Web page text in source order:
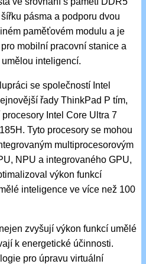
pásma a podporu dvou
paměťovém modulu a je
mobilní pracovní stanice a
inteligencí.
se společností Intel
řady ThinkPad P tím,
Intel Core Ultra 7
Tyto procesory se mohou
multiprocesorovým
NPU a integrovaného GPU,
výkon funkcí
inteligence ve více než 100
zvyšují výkon funkcí umělé
k energetické účinnosti.
pro úpravu virtuální